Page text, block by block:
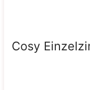
Cosy